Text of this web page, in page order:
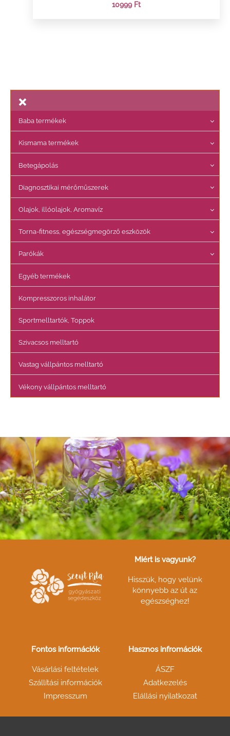
Baba termékek
Kismama termékek
Betegápolás
Diagnosztikai mérőműszerek
Olajok, illóolajok, Aromavíz
Torna-fitness, egészségmegörző eszközök
Parókák
Egyéb termékek
Kompresszoros inhalátor
Sportmelltartók, Toppok
Szivacsos melltartó
Vastag vállpántos melltartó
Vékony vállpántos melltartó
10999 Ft
Miért is vagyunk?
Hisszük, hogy velünk
könnyebb az út az
egészséghez!
Fontos információk
Vásárlási feltételek
Szállítási információk
Impresszum
Hasznos infromációk
ÁSZF
Adatkezelés
Elállási nyilatkozat